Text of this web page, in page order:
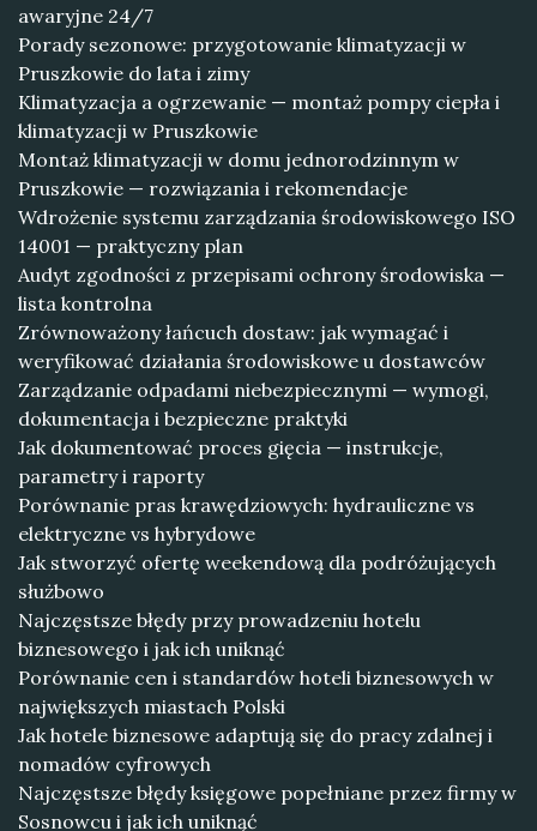
awaryjne 24/7
Porady sezonowe: przygotowanie klimatyzacji w
Pruszkowie do lata i zimy
Klimatyzacja a ogrzewanie — montaż pompy ciepła i
klimatyzacji w Pruszkowie
Montaż klimatyzacji w domu jednorodzinnym w
Pruszkowie — rozwiązania i rekomendacje
Wdrożenie systemu zarządzania środowiskowego ISO
14001 — praktyczny plan
Audyt zgodności z przepisami ochrony środowiska —
lista kontrolna
Zrównoważony łańcuch dostaw: jak wymagać i
weryfikować działania środowiskowe u dostawców
Zarządzanie odpadami niebezpiecznymi — wymogi,
dokumentacja i bezpieczne praktyki
Jak dokumentować proces gięcia — instrukcje,
parametry i raporty
Porównanie pras krawędziowych: hydrauliczne vs
elektryczne vs hybrydowe
Jak stworzyć ofertę weekendową dla podróżujących
służbowo
Najczęstsze błędy przy prowadzeniu hotelu
biznesowego i jak ich uniknąć
Porównanie cen i standardów hoteli biznesowych w
największych miastach Polski
Jak hotele biznesowe adaptują się do pracy zdalnej i
nomadów cyfrowych
Najczęstsze błędy księgowe popełniane przez firmy w
Sosnowcu i jak ich uniknąć